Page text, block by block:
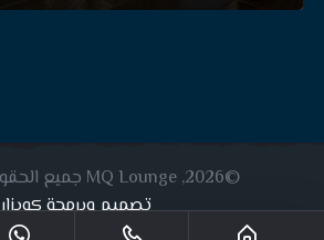
©2026, MQ Lounge جميع الحقوق محفوظة.
تصميم وبرمجة كويزار